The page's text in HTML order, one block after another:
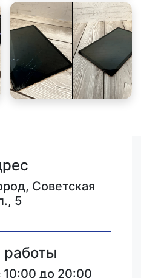
Советская
5
до 20:00